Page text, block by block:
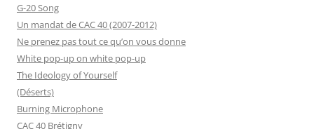
G-20 Song
Un mandat de CAC 40 (2007-2012)
Ne prenez pas tout ce qu’on vous donne
White pop-up on white pop-up
The Ideology of Yourself
(Déserts)
Burning Microphone
CAC 40 Brétigny